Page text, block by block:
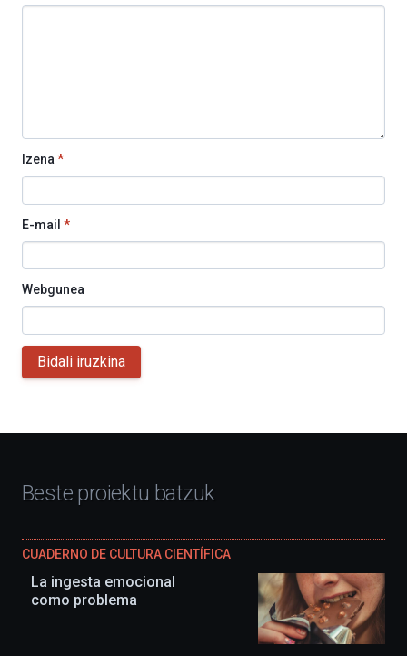
Izena *
E-mail *
Webgunea
Bidali iruzkina
Beste proiektu batzuk
CUADERNO DE CULTURA CIENTÍFICA
La ingesta emocional
como problema